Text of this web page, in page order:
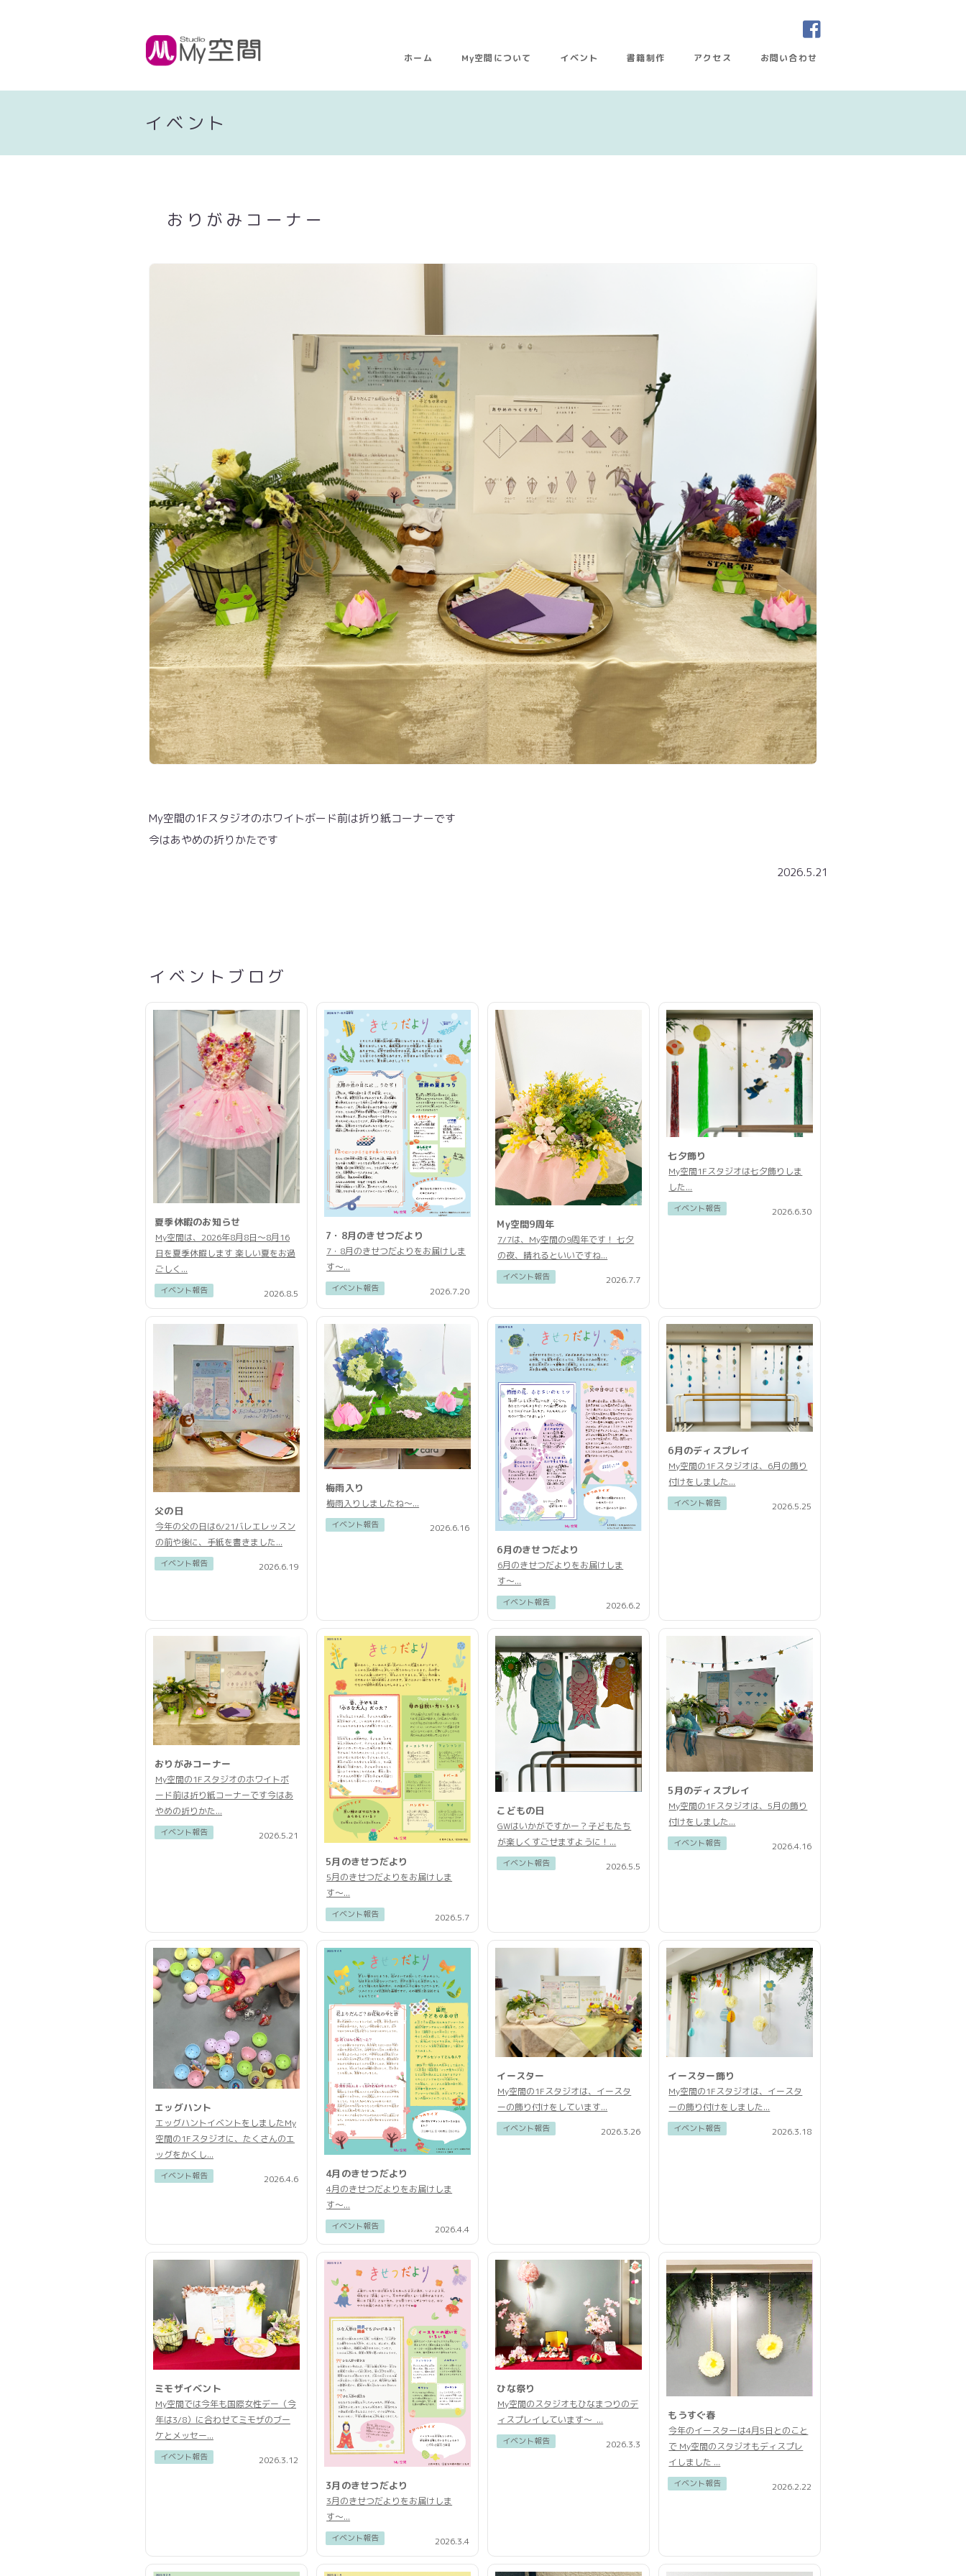
ホーム My空間について イベント 書籍制作 アクセス お問い合わせ
イベント
おりがみコーナー
My空間の1Fスタジオのホワイトボード前は折り紙コーナーです
今はあやめの折りかたです
2026.5.21
イベントブログ
夏季休暇のお知らせ
My空間は、2026年8月8日〜8月16
日を夏季休暇します 楽しい夏をお過
ごしく...
2026.8.5
イベント報告
7・8月のきせつだより
7・8月のきせつだよりをお届けしま
す〜...
2026.7.20
イベント報告
My空間9周年
7/7は、My空間の9周年です！ 七夕
の夜、晴れるといいですね...
2026.7.7
イベント報告
七夕飾り
My空間1Fスタジオは七夕飾りしま
した...
2026.6.30
イベント報告
父の日
今年の父の日は6/21バレエレッスン
の前や後に、手紙を書きました...
2026.6.19
イベント報告
梅雨入り
梅雨入りしましたね〜...
2026.6.16
イベント報告
6月のきせつだより
6月のきせつだよりをお届けしま
す〜...
2026.6.2
イベント報告
6月のディスプレイ
My空間の1Fスタジオは、6月の飾り
付けをしました...
2026.5.25
イベント報告
おりがみコーナー
My空間の1Fスタジオのホワイトボ
ード前は折り紙コーナーです今はあ
やめの折りかた...
2026.5.21
イベント報告
5月のきせつだより
5月のきせつだよりをお届けしま
す〜...
2026.5.7
イベント報告
こどもの日
GWはいかがですかー？子どもたち
が楽しくすごせますように！...
2026.5.5
イベント報告
5月のディスプレイ
My空間の1Fスタジオは、5月の飾り
付けをしました...
2026.4.16
イベント報告
エッグハント
エッグハントイベントをしましたMy
空間の1Fスタジオに、たくさんのエ
ッグをかくし...
2026.4.6
イベント報告 4月のきせつだより
4月のきせつだよりをお届けしま
す〜...
2026.4.4
イベント報告
イースター
My空間の1Fスタジオは、イースタ
ーの飾り付けをしています...
2026.3.26
イベント報告
イースター飾り
My空間の1Fスタジオは、イースタ
ーの飾り付けをしました...
2026.3.18
イベント報告
ミモザイベント
My空間では今年も国際女性デー（今
年は3/8）に合わせてミモザのブー
ケとメッセー...
2026.3.12
イベント報告
3月のきせつだより
3月のきせつだよりをお届けしま
す〜...
2026.3.4
イベント報告
ひな祭り
My空間のスタジオもひなまつりのデ
ィスプレイしています〜 ...
2026.3.3
イベント報告
もうすぐ春
今年のイースターは4月5日とのこと
で My空間のスタジオもディスプレ
イしました ...
2026.2.22
イベント報告